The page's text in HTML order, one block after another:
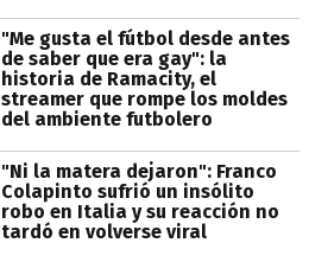
"Me gusta el fútbol desde antes
de saber que era gay": la
historia de Ramacity, el
streamer que rompe los moldes
del ambiente futbolero
"Ni la matera dejaron": Franco
Colapinto sufrió un insólito
robo en Italia y su reacción no
tardó en volverse viral